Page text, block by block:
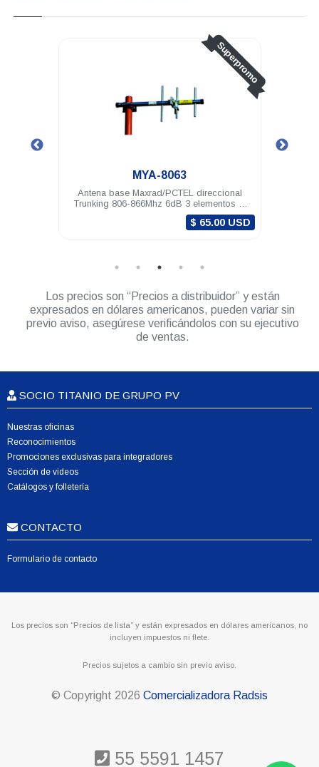
Antena base Maxrad/PCTEL direccional
Trunking 806-866Mhz 6dB 3 elementos N
Antena móvil
Los precios son “Precios a distribuidor” y están
expresados en dólares americanos, pueden variar sin
previo aviso, asegúrese verificándolos con su ejecutivo
de ventas.
SOCIO TITANIO DE GRUPO PV
Nuestras oficinas
Reconocimientos
Promociones exclusivas para integradores
Sección de videos
Catálogos y folletería
CONTACTO
Formulario de contacto
Los precios son “Precios de lista” y están expresados en dólares americanos, no
incluyen impuestos ni flete.
Precios sujetos a cambio sin previo aviso.
© Copyright 2026 Comercializadora Radsis
55 5591 1457